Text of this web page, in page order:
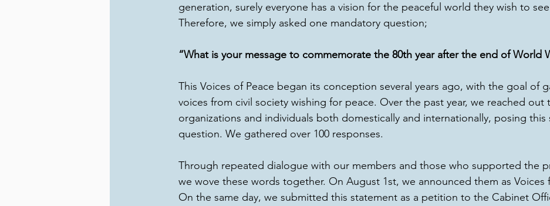
generation, surely everyone has a vision for the peaceful world they wish to
Therefore, we simply asked one mandatory question;
“What is your message to commemorate the 80th year after the end of World
This Voices of Peace began its conception several years ago, with the goal of
voices from civil society wishing for peace. Over the past year, we reached out
organizations and individuals both domestically and internationally, posing this
question. We gathered over 100 responses.
Through repeated dialogue with our members and those who supported the
we wove these words together. On August 1st, we announced them as Voices
On the same day, we submitted this statement as a petition to the Cabinet